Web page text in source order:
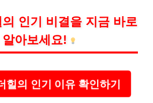
의 인기 비결을 지금 바로
알아보세요!
의 인기 이유 확인하기